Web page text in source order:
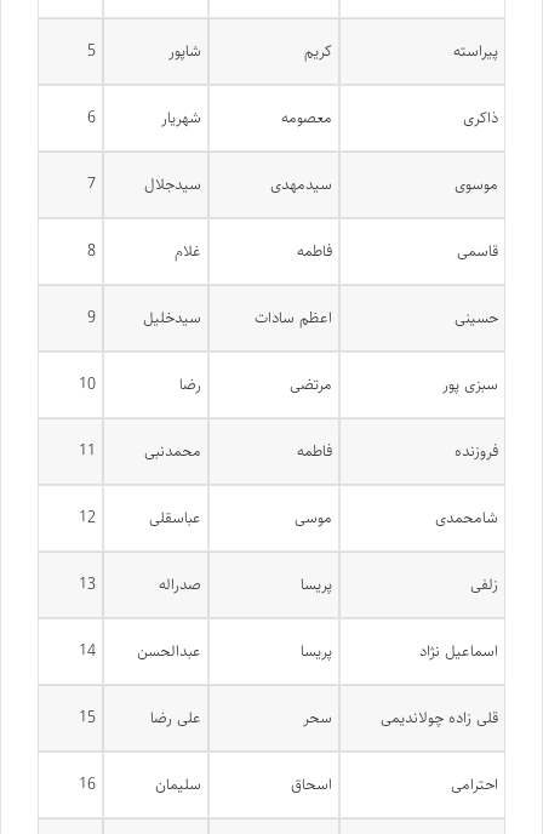
پیراسته کریم شاپور 5
ذاکری معصومه شهریار 6
موسوی سیدمهدی سیدجلال 7
قاسمی فاطمه غلام 8
حسینی اعظم سادات سیدخلیل 9
سبزی پور مرتضی رضا 10
فروزنده فاطمه محمدنبی 11
شامحمدی موسی عباسقلی 12
زلفی پریسا صدراله 13
اسماعیل نژاد پریسا عبدالحسن 14
قلی زاده چولاندیمی سحر علی رضا 15
احترامی اسحاق سلیمان 16